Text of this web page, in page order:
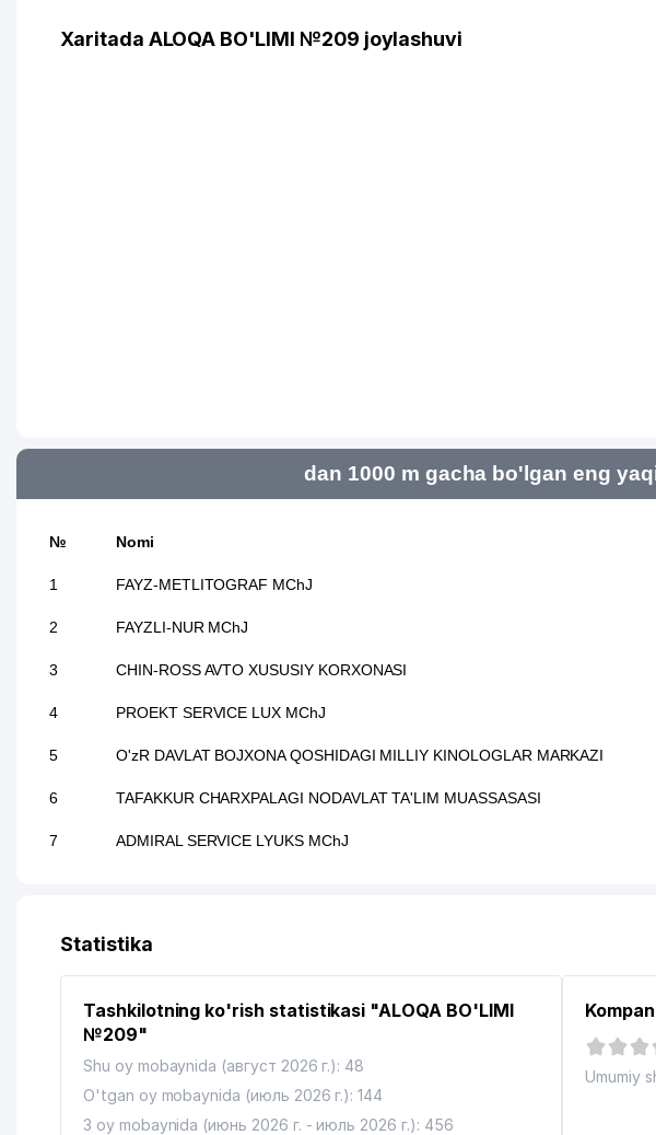
Xaritada ALOQA BO'LIMI №209 joylashuvi
dan 1000 m gacha bo'lgan eng
№ Nomi
1 FAYZ-METLITOGRAF MChJ
2 FAYZLI-NUR MChJ
3 CHIN-ROSS AVTO XUSUSIY KORXONASI
4 PROEKT SERVICE LUX MChJ
5 O'zR DAVLAT BOJXONA QOSHIDAGI MILLIY KINOLOGLAR MARKAZI
6 TAFAKKUR CHARXPALAGI NODAVLAT TA'LIM MUASSASASI
7 ADMIRAL SERVICE LYUKS MChJ
Statistika
Tashkilotning ko'rish statistikasi "ALOQA BO'LIMI
№209"
Shu oy mobaynida (август 2026 г.): 48
O'tgan oy mobaynida (июль 2026 г.): 144
3 oy mobaynida (июнь 2026 г. - июль 2026 г.): 456
Umumiy